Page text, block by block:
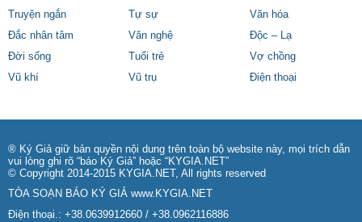
Truyện ngắn
Tự sự
Văn hóa
Đắc nhân tâm
Văn nghệ
Độc – Lạ
Đời sống
Tuổi trẻ
Vợ chồng
Vũ khí
Vũ trụ Điện thoại
® Ký Giả giữ bản quyền nội dung trên toàn bộ website này, mọi trích dẫn
vui lòng ghi rõ “báo Ký Giả” hoặc “KYGIA.NET”
© Copyright 2014-2015 KYGIA.NET, All rights reserved
TÒA SOẠN BÁO KÝ GIẢ www.KYGIA.NET
Điện thoại.: +38.0639912660 / +38.0962116886